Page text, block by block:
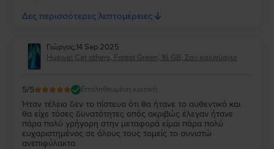
όσους θέλουν να αγοράσουν καλό και φθηνό κινητό.
Δες περισσότερες λεπτομέρειες
Γιώργος,14 Sep 2025
Huawei Cat others, Forest Green, 16 GB, Σαν καινούργιο
5/5 Επαληθευμένη κριτική
Ήταν τέλειο δεν το πίστευα ότι θα ήτανε το αυθεντικό και
θα είχε τόσες δυνατότητες οπός ακριβώς έλεγαν ήτανε
πάρα πολύ γρήγορη στην μεταφορά είμαι πάρα πολύ
ευχαριστημένος σε όλους τους τομείς το συνιστώ
ανεπιφύλακτα